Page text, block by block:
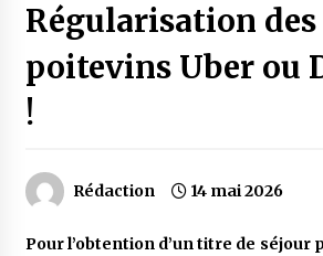
Régularisation
poitevins Uber ou
!
Rédaction 14 mai 2026
Pour l’obtention d’un titre de séjour